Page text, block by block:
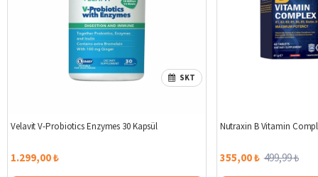
SKT
Velavit V-Probiotics Enzymes 30 Kapsül
1.299,00 ₺
Nutraxin B Vitamin
355,00 ₺ 499,99 ₺